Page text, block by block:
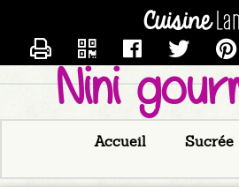
Nini
Accueil Sucrée
CONTACTER NINI-